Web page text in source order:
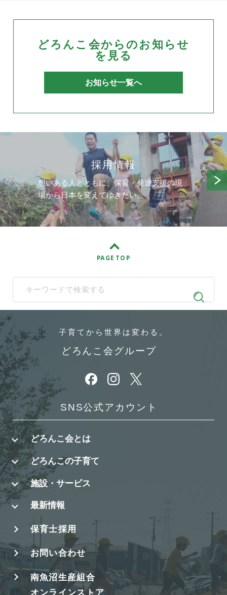
どろんこ会からのお知らせ
を見る
お知らせ一覧へ
採用情報
想いある人とともに、保育・発達支援の現
場から日本を変えてゆきたい。
PAGE TOP
When autocomplete results are available use up and down
子育てから 世界は変わる。
どろんこ会グループ
別ウィンドウで開きます
別ウィンドウで開きます
別ウィンドウで開きます
SNS公式アカウント
どろんこ会とは
どろんこの子育て
施設・サービス
最新情報
保育士採用
お問い合わせ
南魚沼生産組合
オンラインストア